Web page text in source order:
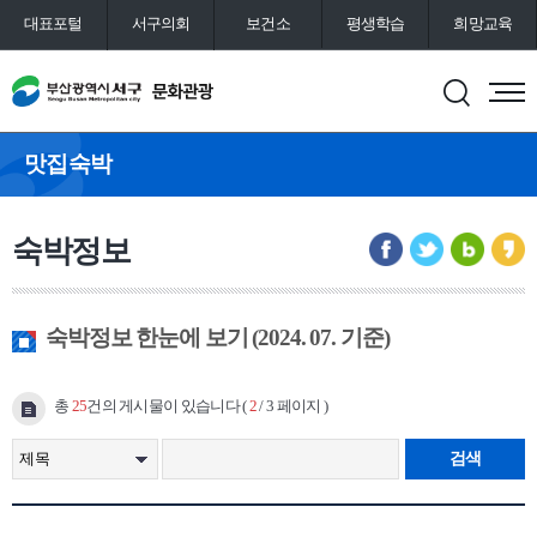
대표포털 서구의회 보건소 평생학습 희망교육
통합예약
맛집숙박
숙박정보
숙박정보 한눈에 보기 (2024. 07. 기준)
총 25건의 게시물이 있습니다 (2/ 3 페이지 )
검색